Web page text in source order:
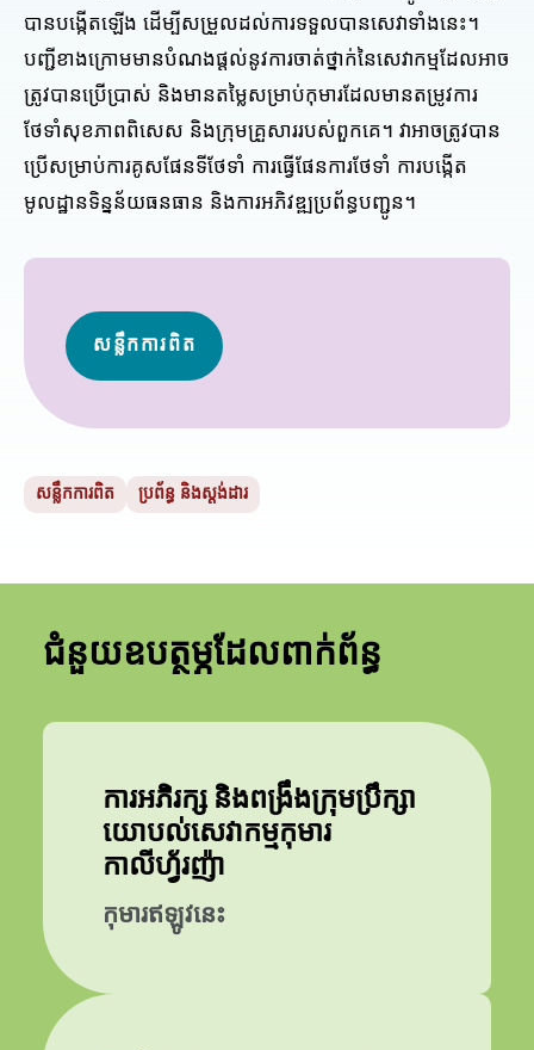
បានបង្កើតឡើង ដើម្បីសម្រួលដល់ការទទួលបានសេវាទាំងនេះ។
បញ្ជីខាងក្រោមមានបំណងផ្តល់នូវការចាត់ថ្នាក់នៃសេវាកម្មដែលអាច
ត្រូវបានប្រើប្រាស់ និងមានតម្លៃសម្រាប់កុមារដែលមានតម្រូវការ
ថែទាំសុខភាពពិសេស និងក្រុមគ្រួសាររបស់ពួកគេ។ វាអាចត្រូវបាន
ប្រើសម្រាប់ការគូសផែនទីថែទាំ ការធ្វើផែនការថែទាំ ការបង្កើត
មូលដ្ឋានទិន្នន័យធនធាន និងការអភិវឌ្ឍប្រព័ន្ធបញ្ជូន។
សន្លឹកការពិត
សន្លឹកការពិត ប្រព័ន្ធ និងស្តង់ដារ
ជំនួយឧបត្ថម្ភដែលពាក់ព័ន្ធ
ការអភិរក្ស និងពង្រឹងក្រុមប្រឹក្សា
យោបល់សេវាកម្មកុមារ
កាលីហ្វ័រញ៉ា
កុមារឥឡូវនេះ